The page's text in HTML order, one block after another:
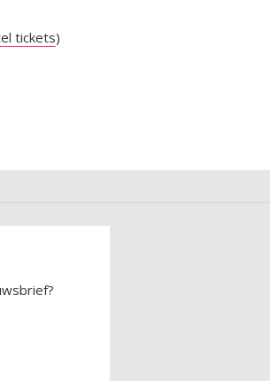
tickets)